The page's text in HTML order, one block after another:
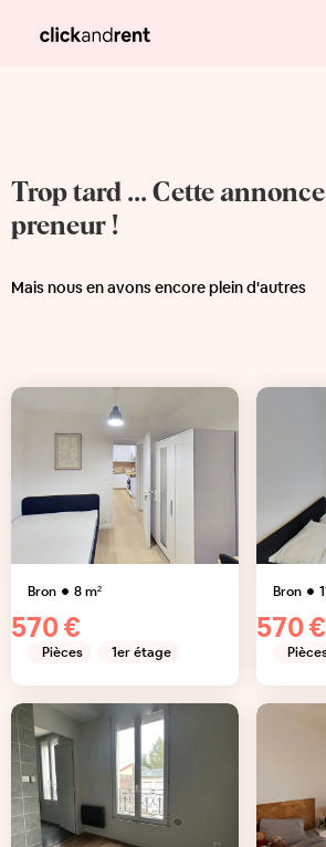
Trop tard ... Cette
preneur !
Mais nous en avons encore plein d'autres
Bron 8m²
570 €
Pièces 1er étage
Bron
570 €